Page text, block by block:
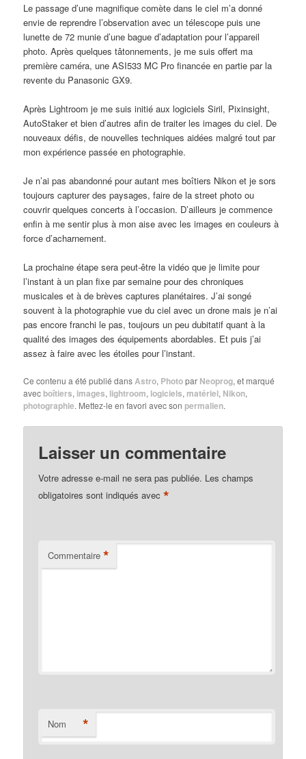
Le passage d’une magnifique comète dans le ciel m’a donné
envie de reprendre l’observation avec un télescope puis une
lunette de 72 munie d’une bague d’adaptation pour l’appareil
photo. Après quelques tâtonnements, je me suis offert ma
première caméra, une ASI533 MC Pro financée en partie par la
revente du Panasonic GX9.
Après Lightroom je me suis initié aux logiciels Siril, Pixinsight,
AutoStaker et bien d’autres afin de traiter les images du ciel. De
nouveaux défis, de nouvelles techniques aidées malgré tout par
mon expérience passée en photographie.
Je n’ai pas abandonné pour autant mes boîtiers Nikon et je sors
toujours capturer des paysages, faire de la street photo ou
couvrir quelques concerts à l’occasion. D’ailleurs je commence
enfin à me sentir plus à mon aise avec les images en couleurs à
force d’acharnement.
La prochaine étape sera peut-être la vidéo que je limite pour
l’instant à un plan fixe par semaine pour des chroniques
musicales et à de brèves captures planétaires. J’ai songé
souvent à la photographie vue du ciel avec un drone mais je n’ai
pas encore franchi le pas, toujours un peu dubitatif quant à la
qualité des images des équipements abordables. Et puis j’ai
assez à faire avec les étoiles pour l’instant.
Ce contenu a été publié dansAstro, Photopar Neoprog, et marqué
avec boîtiers, images, lightroom, logiciels, matériel, Nikon,
photographie. Mettez-le en favori avec son permalien.
Laisser un commentaire
Votre adresse e-mail ne sera pas publiée. Les champs
obligatoires sont indiqués avec*
Commentaire *
Nom *